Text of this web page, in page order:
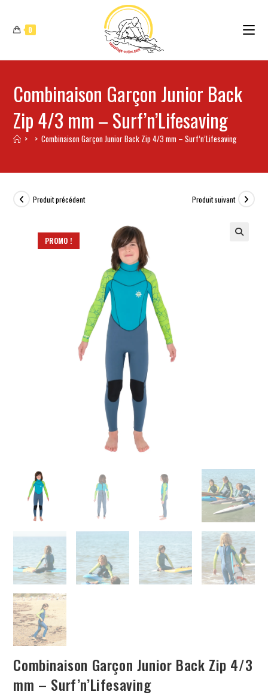
0
Combinaison Garçon Junior Back
Zip 4/3 mm – Surf’n’Lifesaving
> > Combinaison Garçon Junior Back Zip 4/3 mm – Surf’n’Lifesaving
PROMO !
Produit précédent Produit suivant
Combinaison Garçon Junior Back Zip 4/3
mm – Surf’n’Lifesaving